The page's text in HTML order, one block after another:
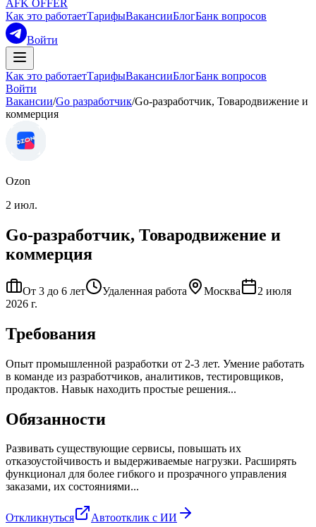
AFK OFFER
Как это работаетТарифыВакансииБлогБанк вопросов
Войти
Как это работаетТарифыВакансииБлогБанк вопросов
Войти
Вакансии/Go разработчик/Go-разработчик, Товародвижение и
коммерция
Ozon
2 июл.
Go-разработчик, Товародвижение и
коммерция
От 3 до 6 лет Удаленная работа Москва
2 июля
2026 г.
Требования
Опыт промышленной разработки от 2-3 лет. Умение работать
в команде из разработчиков, аналитиков, тестировщиков,
продактов. Навык находить простые решения...
Обязанности
Развивать существующие сервисы, повышать их
отказоустойчивость и выдерживаемые нагрузки. Расширять
функционал для более гибкого и прозрачного управления
заказами, их состояниями...
Откликнуться Автоотклик с ИИ